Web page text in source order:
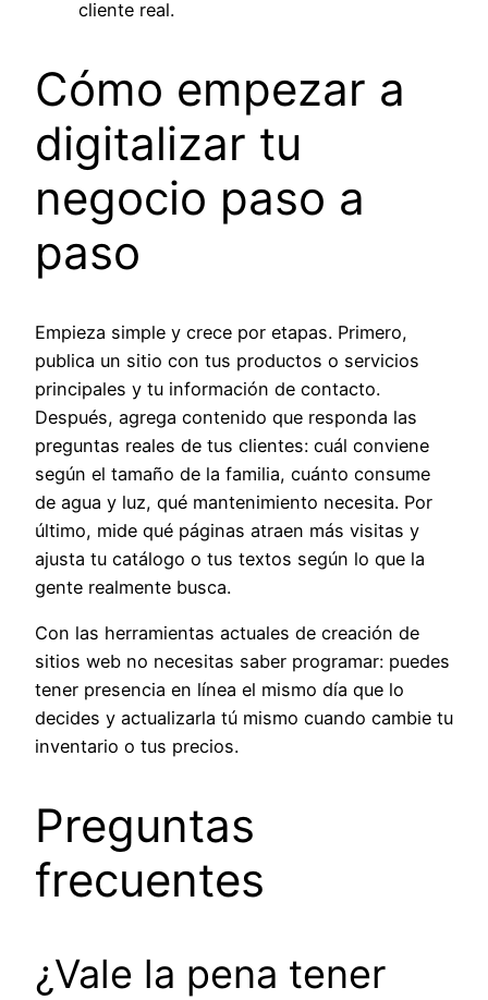
cliente real.
Cómo empezar a
digitalizar tu
negocio paso a
paso
Empieza simple y crece por etapas. Primero,
publica un sitio con tus productos o servicios
principales y tu información de contacto.
Después, agrega contenido que responda las
preguntas reales de tus clientes: cuál conviene
según el tamaño de la familia, cuánto consume
de agua y luz, qué mantenimiento necesita. Por
último, mide qué páginas atraen más visitas y
ajusta tu catálogo o tus textos según lo que la
gente realmente busca.
Con las herramientas actuales de creación de
sitios web no necesitas saber programar: puedes
tener presencia en línea el mismo día que lo
decides y actualizarla tú mismo cuando cambie tu
inventario o tus precios.
Preguntas
frecuentes
¿Vale la pena tener